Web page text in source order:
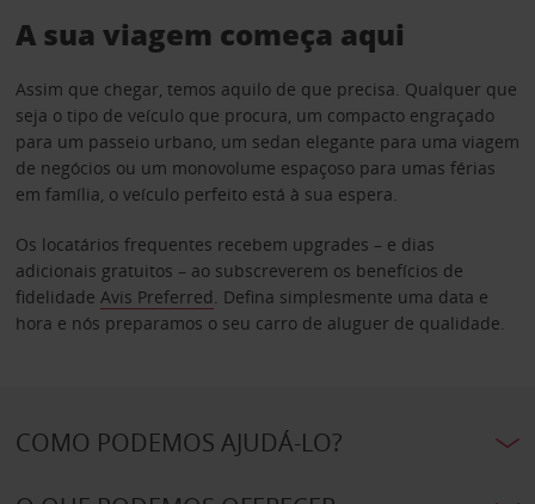
A sua viagem começa aqui
Assim que chegar, temos aquilo de que precisa. Qualquer que
seja o tipo de veículo que procura, um compacto engraçado
para um passeio urbano, um sedan elegante para uma viagem
de negócios ou um monovolume espaçoso para umas férias
em família, o veículo perfeito está à sua espera.
Os locatários frequentes recebem upgrades – e dias
adicionais gratuitos – ao subscreverem os benefícios de
fidelidade Avis Preferred. Defina simplesmente uma data e
hora e nós preparamos o seu carro de aluguer de qualidade.
COMO PODEMOS AJUDÁ-LO?